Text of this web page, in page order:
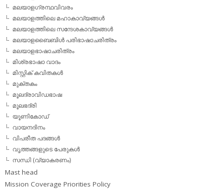
മലയാളഗ്രന്ഥവിവരം
മലയാളത്തിലെ മഹാകാവ്യങ്ങള്‍
മലയാളത്തിലെ സന്ദേശകാവ്യങ്ങള്‍
മലയാളബൈബിള്‍ പരിഭാഷാചരിത്രം
മലയാളഭാഷാചരിത്രം
മിശ്രഭാഷാ വാദം
മിസ്റ്റിക് കവിതകള്‍
മുക്തകം
മൂലദ്രാവിഡഭാഷ
മൂലഭദ്രി
യൂണികോഡ്
വായനദിനം
വിപരീത പദങ്ങള്‍
വൃത്തങ്ങളുടെ പേരുകള്‍
സന്ധി (വ്യാകരണം)
Mast head
Mission Coverage Priorities Policy